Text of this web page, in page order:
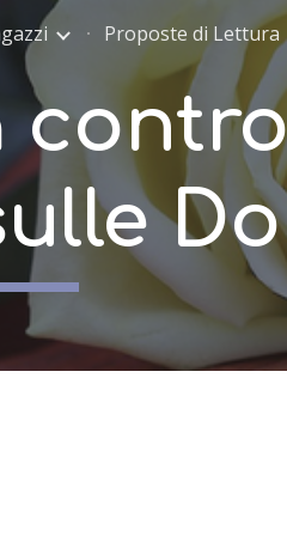
Skip to
Proposte di Lettura